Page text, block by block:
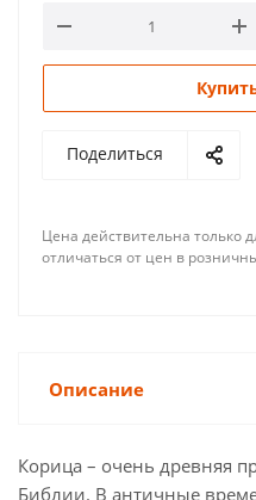
Поделиться
Цена действительна только
отличаться от цен в
Описание
Корица – очень древняя
Библии. В античные